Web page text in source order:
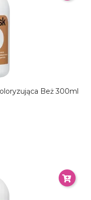
Beż 300ml